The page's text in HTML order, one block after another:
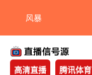
风暴
高清直播 腾讯体育